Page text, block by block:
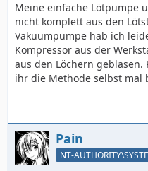
Meine einfache Lötpumpe
nicht komplett aus den
Vakuumpumpe hab ich
Kompressor aus der
aus den Löchern
ihr die Methode selbst mal
Pain
NT-